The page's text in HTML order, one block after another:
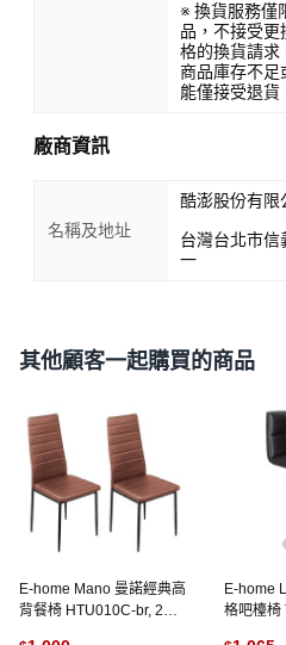
※ 換貨服務僅
品，不接受更
格的換貨請求
商品庫存不足
能僅接受退貨
廠商資訊
名稱及地址
酷澎股份有限
台灣台北市信
一
其他顧客一起購買的商品
E-home Mano 曼諾經典高
背餐椅 HTU010C-br, 2個,
E-home
格吧檯椅